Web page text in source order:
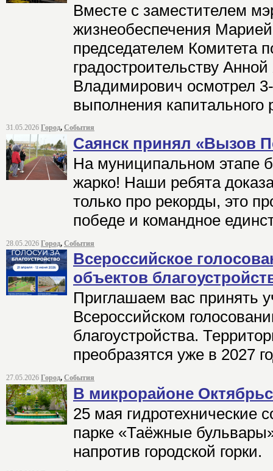
Вместе с заместителем
жизнеобеспечения
председателем Комитета
градостроительству
Владимирович осмотрел
выполнения капитального
31.05.2026 Город, События
Саянск принял «Вызов
На муниципальном этапе
жарко! Наши ребята
только про рекорды, это
победе и командное
28.05.2026 Город, События
Всероссийское
объектов
Приглашаем вас принять
Всероссийском
благоустройства.
преобразятся уже в 2027
27.05.2026 Город, События
В микрорайоне
25 мая гидротехнические
парке «Таёжные
напротив городской горки.